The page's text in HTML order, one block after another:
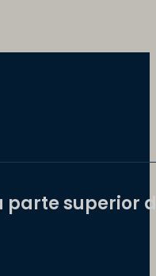
parte superior